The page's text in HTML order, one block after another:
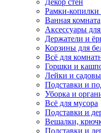
Декор стен
Рамки-копилки
Ванная комната
Аксессуары
Держатели и
Корзины для
Всё для
Горшки и
Лейки и
Подставки и
Уборка и
Всё для мусора
Подставки и
Вешалки,
Подставки и